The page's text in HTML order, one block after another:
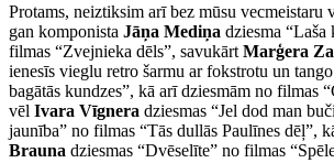
Protams, neiztiksim arī bez mūsu vecmeistaru
gan komponista Jāņa Mediņa dziesma “Laša
filmas “Zvejnieka dēls”, savukārt Marģera
ienesīs vieglu retro šarmu ar fokstrotu un
bagātās kundzes”, kā arī dziesmām no filmas
vēl Ivara Vīgnera dziesmas “Jel dod man
jaunība” no filmas “Tās dullās Paulīnes dēļ”,
Brauna dziesmas “Dvēselīte” no filmas